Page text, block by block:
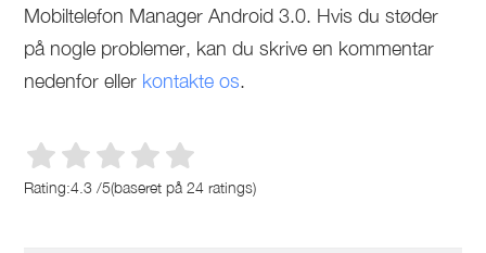
Mobiltelefon Manager Android 3.0. Hvis du støder
på nogle problemer, kan du skrive en kommentar
nedenfor eller kontakte os.
Rating:4.3 /5(baseret på24 ratings)